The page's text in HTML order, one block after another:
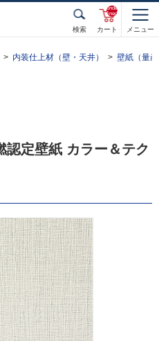
検索 カート
unde
fined
メニュー
内装仕上材（壁・天井） 壁紙（量
認定壁紙 カラー＆テク